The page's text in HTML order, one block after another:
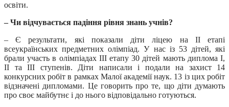
освіти.
– Чи відчувається падіння рівня знань учнів?
– Є результати, які показали діти ліцею на ІІ етапі
всеукраїнських предметних олімпіад. У нас із 53 дітей, які
брали участь в олімпіадах ІІІ етапу 30 дітей мають диплома І,
ІІ та ІІІ ступенів. Діти написали і подали на захист 14
конкурсних робіт в рамках Малої академії наук. 13 із цих робіт
відзначені дипломами. Це говорить про те, що діти думають
про своє майбутнє і до нього відповідально готуються.